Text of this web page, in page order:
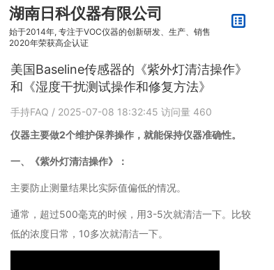
湖南日科仪器有限公司
始于2014年, 专注于VOC仪器的创新研发、生产、销售
2020年荣获高企认证
美国Baseline传感器的《紫外灯清洁操作》
和《湿度干扰测试操作和修复方法》
手持FAQ / 2025-07-08 18:32:45 访问量 460
仪器主要做2个维护保养操作，就能保持仪器准确性。
一、《紫外灯清洁操作》：
主要防止测量结果比实际值偏低的情况。
通常，超过500毫克的时候，用3-5次就清洁一下。比较
低的浓度日常，10多次就清洁一下。